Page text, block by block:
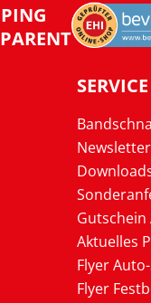
SERVICE
Gutschein
Aktuelles
Flyer
Flyer